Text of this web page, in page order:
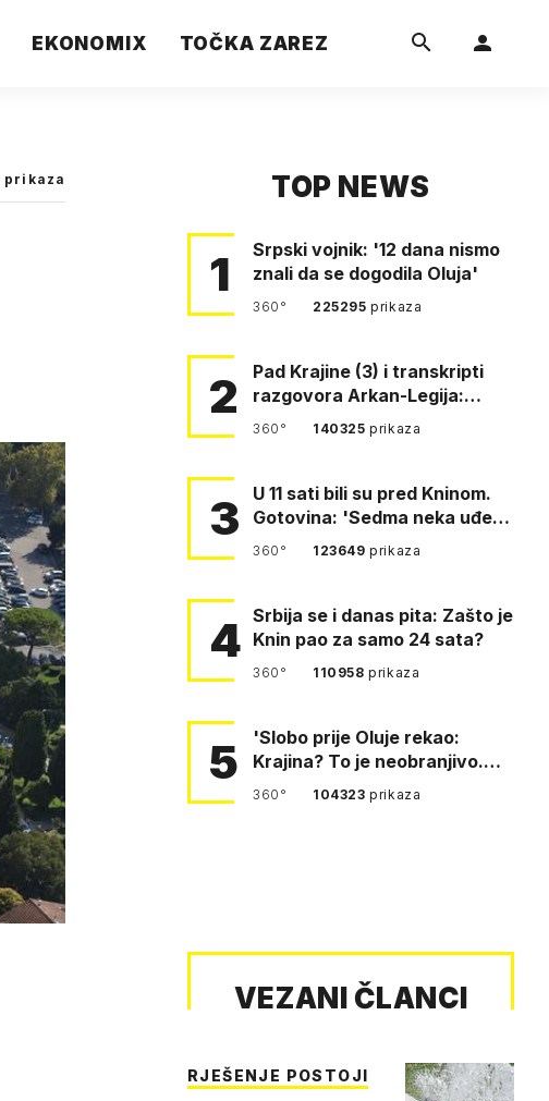
EKONOMIX TOČKA ZAREZ
prikaza TOP NEWS
1
Srpski vojnik: '12 dana nismo
znali da se dogodila Oluja'
360° 225295prikaza
2
Pad Krajine (3) i transkripti
razgovora Arkan-Legija:
'Čujem, prelazite ustašam…
360° 140325prikaza
3
U 11 sati bili su pred Kninom.
Gotovina: 'Sedma neka uđe,
4. gardijska neka g…
360° 123649prikaza
4 Srbija se i danas pita: Zašto je
Knin pao za samo 24 sata?
360° 110958prikaza
5
'Slobo prije Oluje rekao:
Krajina? To je neobranjivo.
Tuđmana zvao Krivousti'
360° 104323prikaza
VEZANI ČLANCI
RJEŠENJE POSTOJI